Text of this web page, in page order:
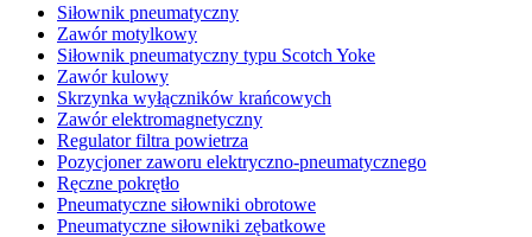
Siłownik pneumatyczny
Zawór motylkowy
Siłownik pneumatyczny typu Scotch Yoke
Zawór kulowy
Skrzynka wyłączników krańcowych
Zawór elektromagnetyczny
Regulator filtra powietrza
Pozycjoner zaworu elektryczno-pneumatycznego
Ręczne pokrętło
Pneumatyczne siłowniki obrotowe
Pneumatyczne siłowniki zębatkowe